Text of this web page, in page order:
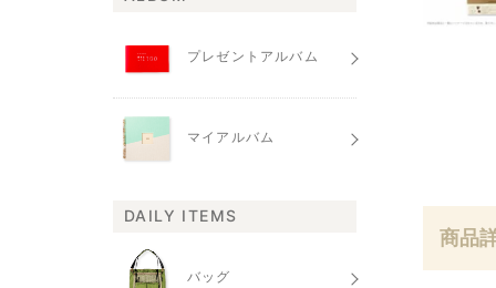
商品
プレゼントアルバム
マイアルバム
DAILY ITEMS
バッグ